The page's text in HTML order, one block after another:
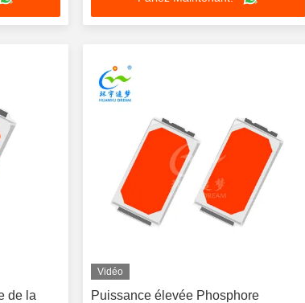
de la
Vidéo
Puissance élevée Phosphore